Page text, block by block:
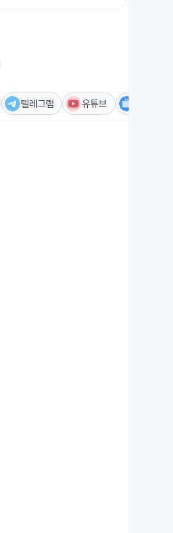
텔레그램 유튜브